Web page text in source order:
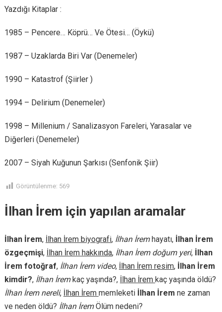
Yazdığı Kitaplar :
1985 – Pencere… Köprü… Ve Ötesi… (Öykü)
1987 – Uzaklarda Biri Var (Denemeler)
1990 – Katastrof (Şiirler )
1994 – Delirium (Denemeler)
1998 – Millenium / Sanalizasyon Fareleri, Yarasalar ve
Diğerleri (Denemeler)
2007 – Siyah Kuğunun Şarkısı (Senfonik Şiir)
Görüntülenme: 569
İlhan İrem için yapılan aramalar
İlhan İrem, İlhan İrem biyografi, İlhan İremhayatı, İlhan İrem
özgeçmişi, İlhan İrem hakkında, İlhan İrem doğum yeri, İlhan
İrem fotoğraf, İlhan İrem video, İlhan İrem resim, İlhan İrem
kimdir?, İlhan İremkaç yaşında?, İlhan İrem kaç yaşında öldü?
İlhan İrem nereli, İlhan İrem memleketi İlhan İrem ne zaman
ve neden öldü? İlhan İremÖlüm nedeni?